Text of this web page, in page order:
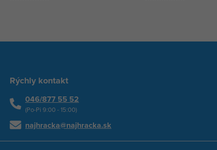
Rýchly kontakt
046/877 55 52
(Po-Pi 9:00 - 15:00)
najhracka@najhracka.sk